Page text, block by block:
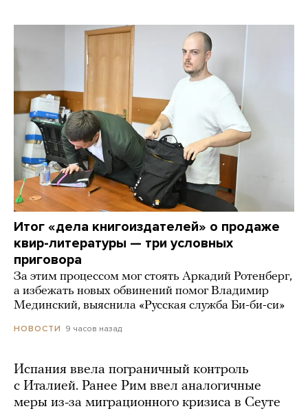
Итог «дела книгоиздателей» о продаже
квир-литературы — три условных
приговора
За этим процессом мог стоять Аркадий Ротенберг,
а избежать новых обвинений помог Владимир
Мединский, выяснила «Русская служба Би-би-си»
НОВОСТИ 9 часов назад
Испания ввела пограничный контроль
с Италией. Ранее Рим ввел аналогичные
меры из-за миграционного кризиса в Сеуте